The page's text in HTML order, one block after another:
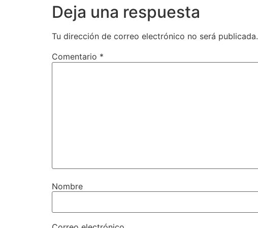
Deja una respuesta
Tu dirección de correo electrónico no será publicada.
Comentario *
Nombre